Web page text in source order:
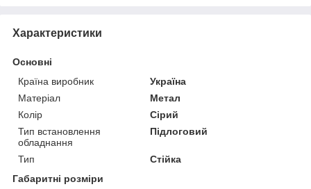
Характеристики
Основні
Країна виробник
Україна
Матеріал
Метал
Колір
Сірий
Тип встановлення
обладнання
Підлоговий
Тип
Стійка
Габаритні розміри